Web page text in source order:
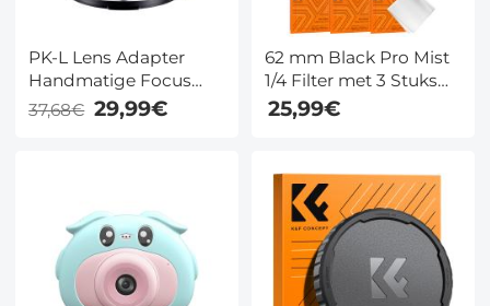
PK-L Lens Adapter
Handmatige Focus
Compatible Pentax
K(PK) Lenzen voor
37,68€ 29,99€
62 mm Black Pro Mist
1/4 Filter met 3 Stuks
Reinigingsdoekje
Black Diffusion Lens
Nano Klear Serie
25,99€